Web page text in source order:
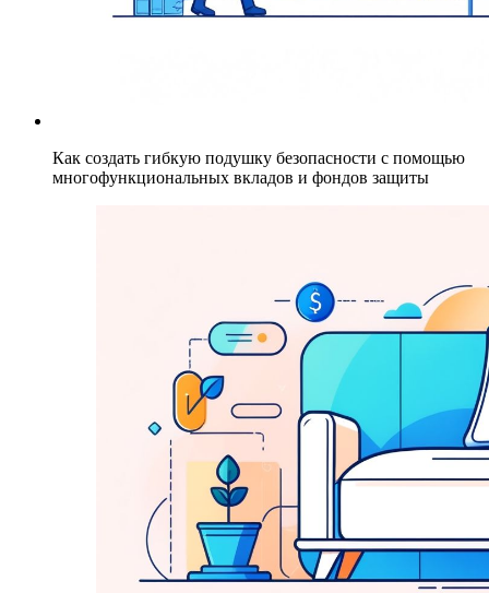
Как создать гибкую подушку безопасности с помощью
многофункциональных вкладов и фондов защиты